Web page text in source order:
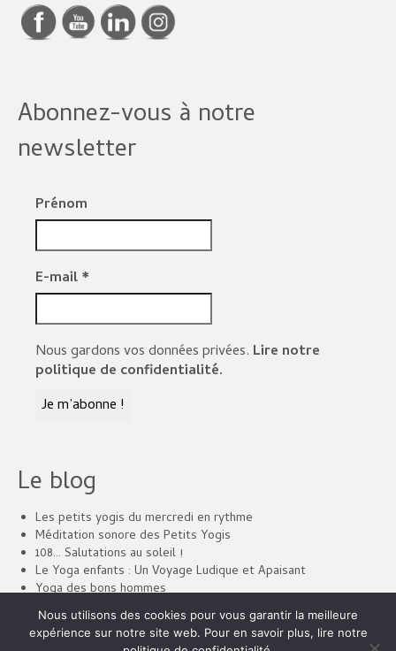
Abonnez-vous à notre
newsletter
Prénom
E-mail*
Nous gardons vos données privées. Lire notre
politique de confidentialité.
Le blog
Les petits yogis du mercredi en rythme
Méditation sonore des Petits Yogis
108… Salutations au soleil !
Le Yoga enfants : Un Voyage Ludique et Apaisant
Yoga des bons hommes
Un « Jingle » pour les vidéos à venir de ANAHATA
Nous utilisons des cookies pour vous garantir la meilleure
expérience sur notre site web. Pour en savoir plus, lire notre